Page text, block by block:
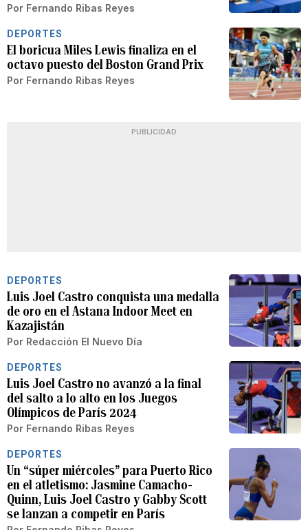
Por Fernando Ribas Reyes
DEPORTES
El boricua Miles Lewis finaliza en el
octavo puesto del Boston Grand Prix
Por Fernando Ribas Reyes
PUBLICIDAD
DEPORTES
Luis Joel Castro conquista una medalla
de oro en el Astana Indoor Meet en
Kazajistán
Por Redacción El Nuevo Día
DEPORTES
Luis Joel Castro no avanzó a la final
del salto a lo alto en los Juegos
Olímpicos de París 2024
Por Fernando Ribas Reyes
DEPORTES
Un “súper miércoles” para Puerto Rico
en el atletismo: Jasmine Camacho-
Quinn, Luis Joel Castro y Gabby Scott
se lanzan a competir en París